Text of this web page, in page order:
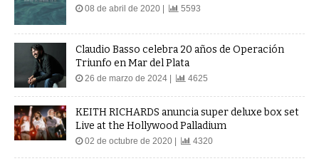
08 de abril de 2020 | 5593
Claudio Basso celebra 20 años de Operación
Triunfo en Mar del Plata
26 de marzo de 2024 | 4625
KEITH RICHARDS anuncia super deluxe box set
Live at the Hollywood Palladium
02 de octubre de 2020 | 4320